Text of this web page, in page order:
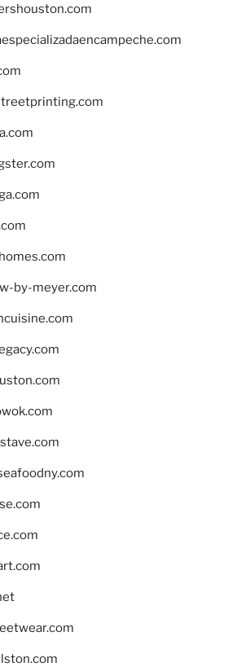
by-meyer.com